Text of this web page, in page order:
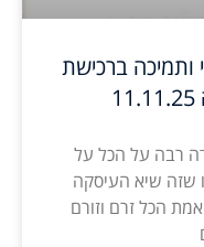
ותמיכה ברכישת
תודה רבה על הכל על
שזה שיא העיסקה
הכל זרם וזורם